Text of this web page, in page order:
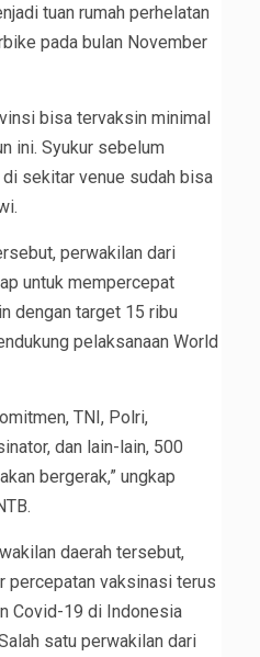
tuan rumah perhelatan
pada bulan November
bisa tervaksin minimal
ini. Syukur sebelum
sekitar venue sudah bisa
perwakilan dari
untuk mempercepat
dengan target 15 ribu
pelaksanaan World
TNI, Polri,
dan lain-lain, 500
bergerak,” ungkap
daerah tersebut,
percepatan vaksinasi terus
Covid-19 di Indonesia
satu perwakilan dari